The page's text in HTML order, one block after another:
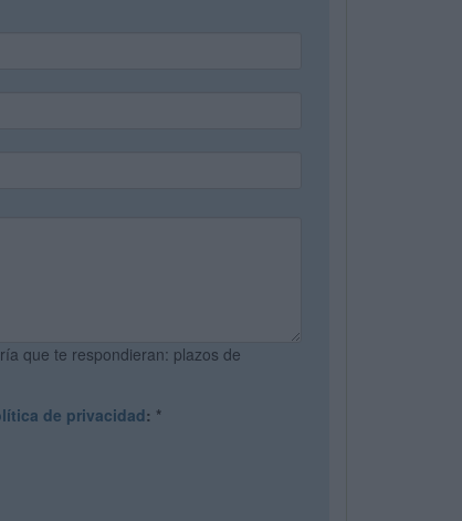
que te respondieran: plazos de
de privacidad: *